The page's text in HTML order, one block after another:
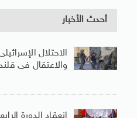
أحدث الأخبار
الاحتلال
والاعتقال فى